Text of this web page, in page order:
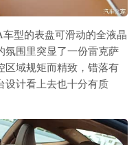
型的表盘可滑动的全液晶
氛围里突显了一份雷克萨
区域规矩而精致，错落有
设计看上去也十分有质